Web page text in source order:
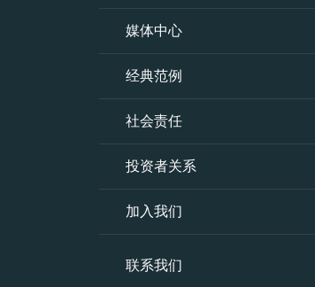
媒体中心
经典范例
社会责任
投资者关系
加入我们
联系我们